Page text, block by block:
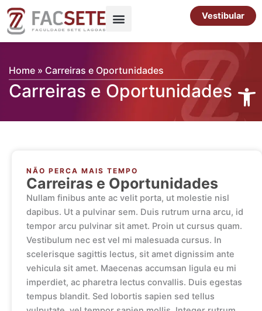
para
Vestibular
Home » Carreiras e Oportunidades
Carreiras e Oportunidades
NÃO PERCA MAIS TEMPO
Carreiras e Oportunidades
Nullam finibus ante ac velit porta, ut molestie nisl
dapibus. Ut a pulvinar sem. Duis rutrum urna arcu, id
tempor arcu pulvinar sit amet. Proin ut cursus quam.
Vestibulum nec est vel mi malesuada cursus. In
scelerisque sagittis lectus, sit amet dignissim ante
vehicula sit amet. Maecenas accumsan ligula eu mi
imperdiet, ac pharetra lectus convallis. Duis egestas
tempus blandit. Sed lobortis sapien sed tellus
Abrir